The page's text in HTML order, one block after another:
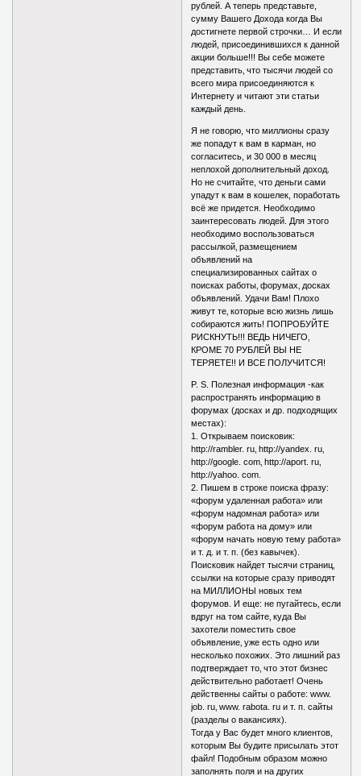
рублей. А теперь представьте,
сумму Вашего Дохода когда Вы
достигнете первой строчки… И если
людей, присоединившихся к данной
акции больше!!! Вы себе можете
представить‚ что тысячи людей со
всего мира присоединяются к
Интернету и читают эти статьи
каждый день.
Я не говорю, что миллионы сразу
же попадут к вам в карман, но
согласитесь, и 30 000 в месяц
неплохой дополнительный доход.
Но не считайте, что деньги сами
упадут к вам в кошелек, поработать
всё же придется. Необходимо
заинтересовать людей. Для этого
необходимо воспользоваться
рассылкой‚ размещением
объявлений на
специализированных сайтах о
поисках работы‚ форумах‚ досках
объявлений. Удачи Вам! Плохо
живут те‚ которые всю жизнь лишь
собираются жить! ПОПРОБУЙТЕ
РИСКНУТЬ!!! ВЕДЬ НИЧЕГО‚
КРОМЕ 70 РУБЛЕЙ ВЫ НЕ
ТЕРЯЕТЕ!! И ВСЕ ПОЛУЧИТСЯ!
P. S. Полезная информация -как
распространять информацию в
форумах (досках и др. подходящих
местах):
1. Открываем поисковик:
http://rambler. ru‚ http://yandex. ru‚
http://google. com‚ http://aport. ru‚
http://yahoo. com.
2. Пишем в строке поиска фразу:
«форум удаленная работа» или
«форум надомная работа» или
«форум работа на дому» или
«форум начать новую тему работа»
и т. д. и т. п. (без кавычек).
Поисковик найдет тысячи страниц‚
ссылки на которые сразу приводят
на МИЛЛИОНЫ новых тем
форумов. И еще: не пугайтесь‚ если
вдруг на том сайте‚ куда Вы
захотели поместить свое
объявление‚ уже есть одно или
несколько похожих. Это лишний раз
подтверждает то‚ что этот бизнес
действительно работает! Очень
действенны сайты о работе: www.
job. ru‚ www. rabota. ru и т. п. сайты
(разделы о вакансиях).
Тогда у Вас будет много клиентов‚
которым Вы будите присылать этот
файл! Подобным образом можно
заполнять поля и на других